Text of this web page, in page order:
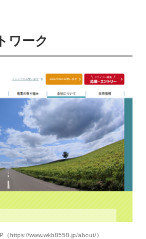
ワーク
（https://www.wkb8558.jp/about/）